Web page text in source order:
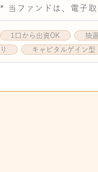
* 当ファンドは、電子
1口から出資OK 抽選
り
キャピタルゲイン型